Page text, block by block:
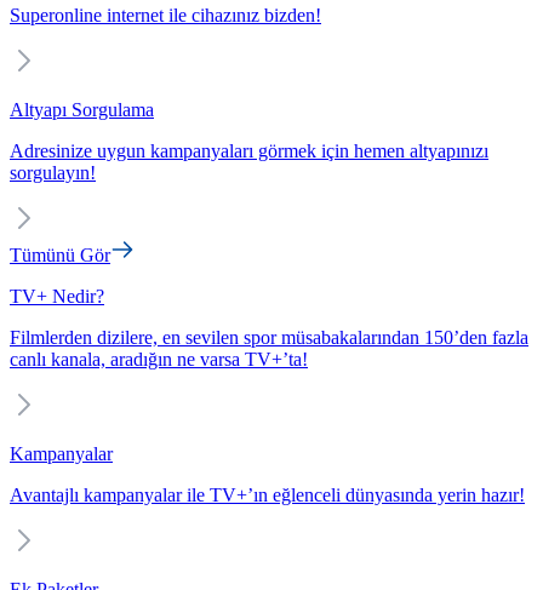
Superonline internet ile cihazınız bizden!
Altyapı Sorgulama
Adresinize uygun kampanyaları görmek için hemen altyapınızı
sorgulayın!
Tümünü Gör
TV+ Nedir?
Filmlerden dizilere, en sevilen spor müsabakalarından 150’den fazla
canlı kanala, aradığın ne varsa TV+’ta!
Kampanyalar
Avantajlı kampanyalar ile TV+’ın eğlenceli dünyasında yerin hazır!